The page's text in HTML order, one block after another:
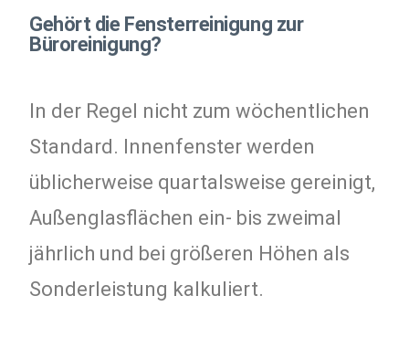
Gehört die Fensterreinigung zur
Büroreinigung?
In der Regel nicht zum wöchentlichen
Standard. Innenfenster werden
üblicherweise quartalsweise gereinigt,
Außenglasflächen ein- bis zweimal
jährlich und bei größeren Höhen als
Sonderleistung kalkuliert.